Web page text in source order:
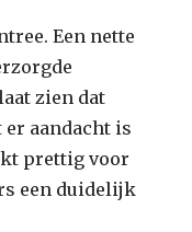
Een nette
zien dat
er aandacht is
prettig voor
een duidelijk